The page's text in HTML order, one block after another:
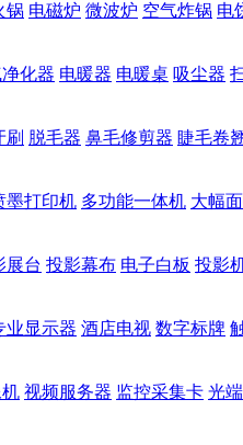
锅 电磁炉 微波炉 空气炸锅 电
化器 电暖器 电暖桌 吸尘器
刷 脱毛器 鼻毛修剪器 睫毛卷
墨打印机 多功能一体机 大幅
展台 投影幕布 电子白板 投影
业显示器 酒店电视 数字标牌
视频服务器 监控采集卡 光